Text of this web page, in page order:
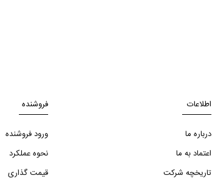
اطلاعات
درباره ما
اعتماد به ما
تاریخچه شرکت
فروشنده
ورود فروشنده
نحوه عملکرد
قیمت گذاری